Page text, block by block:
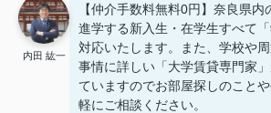
内田 紘一
【仲介手数料無料0円】奈良県内
進学する新入生・在学生すべて
対応いたします。また、学校や周
事情に詳しい「大学賃貸専門家
ていますのでお部屋探しのこと
軽にご相談ください。